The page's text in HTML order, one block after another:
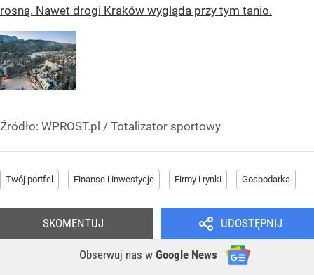
rosną. Nawet drogi Kraków wygląda przy tym tanio.
Źródło: WPROST.pl / Totalizator sportowy
Twój portfel Finanse i inwestycje Firmy i rynki Gospodarka
UDOSTĘPNIJ
Obserwuj nas w Google News
SKOMENTUJ